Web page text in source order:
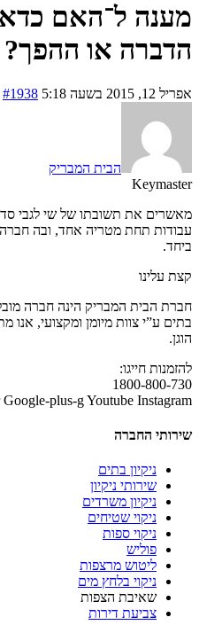
מענה ל־האם
הדברה או ההפך?
אפריל 12, 2015 בשעה 5:18 pm #1938
הבית המבריק
Keymaster
מאשרים את תשובתו של שי לגבי
עבודות תחת מטריה אחד, ובה חברה
ביחד.
קצת עלינו
חברת הבית המבריק הינה חברה
בתים ע”י צוות מיומן ומקצועי, אנו
הוגן.
להזמנות חייגו:
1800-800-730
Google-plus-gYoutube Instagram
שירותי החברה
ניקיון בתים
שירותי ניקיון
ניקיון משרדים
ניקוי שטיחים
ניקוי ספות
פוליש
ליטוש מרצפות
ניקוי בלחץ מים
שאיבת הצפות
צביעת דירות